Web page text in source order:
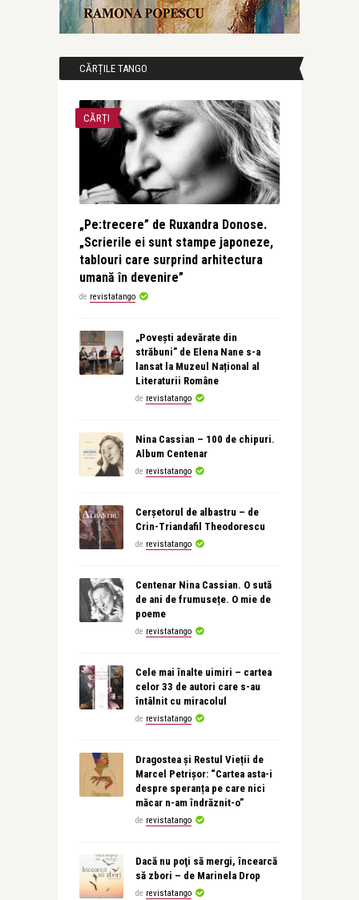
CĂRȚILE TANGO
CĂRȚI
„Pe:trecere” de Ruxandra Donose.
„Scrierile ei sunt stampe japoneze,
tablouri care surprind arhitectura
umană în devenire”
de revistatango
„Povești adevărate din
străbuni” de Elena Nane s-a
lansat la Muzeul Național al
Literaturii Române
de revistatango
Nina Cassian – 100 de chipuri.
Album Centenar
de revistatango
Cerșetorul de albastru – de
Crin-Triandafil Theodorescu
de revistatango
Centenar Nina Cassian. O sută
de ani de frumusețe. O mie de
poeme
de revistatango
Cele mai înalte uimiri – cartea
celor 33 de autori care s-au
întâlnit cu miracolul
de revistatango
Dragostea și Restul Vieții de
Marcel Petrișor: “Cartea asta-i
despre speranța pe care nici
măcar n-am îndrăznit-o”
de revistatango
Dacă nu poţi să mergi, încearcă
să zbori – de Marinela Drop
de revistatango